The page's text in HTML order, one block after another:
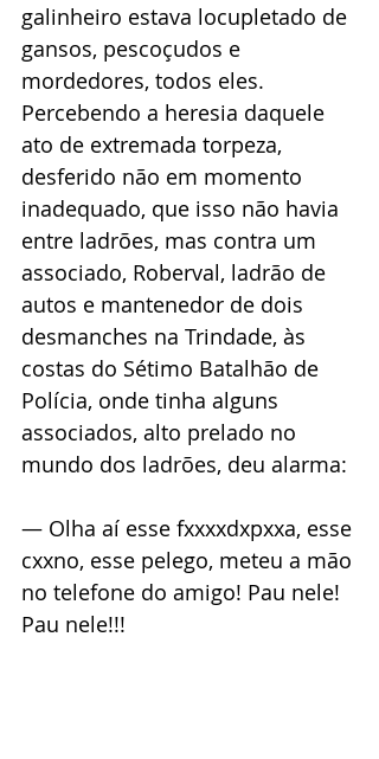
galinheiro estava locupletado de
gansos, pescoçudos e
mordedores, todos eles.
Percebendo a heresia daquele
ato de extremada torpeza,
desferido não em momento
inadequado, que isso não havia
entre ladrões, mas contra um
associado, Roberval, ladrão de
autos e mantenedor de dois
desmanches na Trindade, às
costas do Sétimo Batalhão de
Polícia, onde tinha alguns
associados, alto prelado no
mundo dos ladrões, deu alarma:
— Olha aí esse fxxxxdxpxxa, esse
cxxno, esse pelego, meteu a mão
no telefone do amigo! Pau nele!
Pau nele!!!